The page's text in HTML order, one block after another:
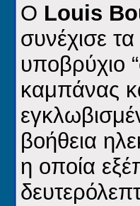
Ο Louis
συνέχισε
υποβρύχιο
καμπάνας
βοήθεια
η οποία